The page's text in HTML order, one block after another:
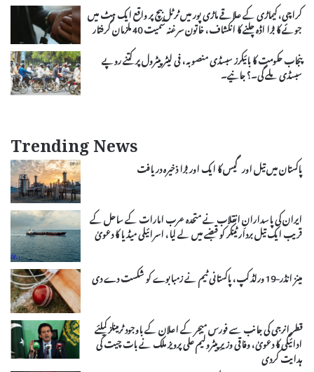
کراچی، کیماڑی کے علاقے ماڑی پور میں ٹرٹل بیچ پر واقع ایک ہٹ میں
جوئے کا بڑا اڈہ چلنے کا انکشاف، خاتون سرغنہ سمیت 40 ملزمان گرفتار
پنجاب حکومت کا بائیکرز سبسڈی منصوبہ، فی لیٹر پیٹرول پر کتنے روپے
سبسڈی ملے گی۔؟ جانیے۔
Trending News
پاکستان میں تیل اور گیس کا ایک اور بڑا ذخیرہ دریافت
ایران کی پاسدارانِ انقلاب نے متحدہ عرب امارات کے ساحل کے
قریب ایک تیل بردار ٹینکر کو قبضے میں لے لیا، اسرائیلی میڈیا کا دعویٰ
مینز انڈر-19 ورلڈ کپ، پاکستانی ٹیم نے زمبابوے کو شکست دے دی
قطر انرجی کی جانب سے فورس میجر کے اعلان کے باوجود ٹرمینلز کیلئے
ادائیگی کا دعویٰ، وفاقی وزیرِ پیٹرولیم علی پرویز ملک نے بات چیت کی
ہدایت کردی